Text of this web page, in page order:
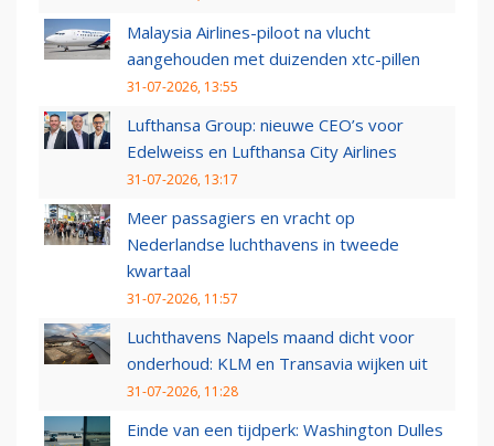
Malaysia Airlines-piloot na vlucht
aangehouden met duizenden xtc-pillen
31-07-2026, 13:55
Lufthansa Group: nieuwe CEO’s voor
Edelweiss en Lufthansa City Airlines
31-07-2026, 13:17
Meer passagiers en vracht op
Nederlandse luchthavens in tweede
kwartaal
31-07-2026, 11:57
Luchthavens Napels maand dicht voor
onderhoud: KLM en Transavia wijken uit
31-07-2026, 11:28
Einde van een tijdperk: Washington Dulles